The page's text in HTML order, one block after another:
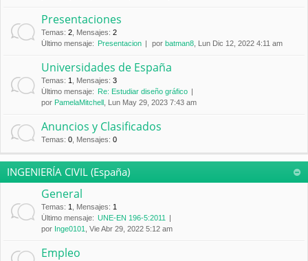
Presentaciones
Temas: 2 Mensajes: 2
Último mensaje: Presentacion por batman8 , Lun Dic 12, 2022 4:11 am
Universidades de España
Temas: 1 Mensajes: 3
Último mensaje: Re: Estudiar diseño gráfico
por PamelaMitchell , Lun May 29, 2023 7:43 am
Anuncios y Clasificados
Temas: 0 Mensajes: 0
INGENIERÍA CIVIL (España)
General
Temas: 1 Mensajes: 1
Último mensaje: UNE-EN 196-5:2011
por Inge0101 , Vie Abr 29, 2022 5:12 am
Empleo